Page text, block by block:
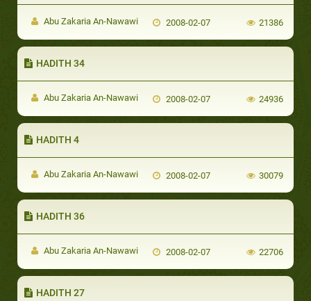
Abu Zakaria An-Nawawi 2008-02-07 21386
HADITH 34
Abu Zakaria An-Nawawi 2008-02-07 24936
HADITH 4
Abu Zakaria An-Nawawi 2008-02-07 30079
HADITH 36
Abu Zakaria An-Nawawi 2008-02-07 22706
HADITH 27